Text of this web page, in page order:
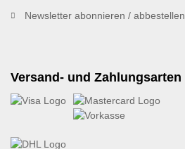
Newsletter abonnieren / abbestellen
Versand- und Zahlungsarten